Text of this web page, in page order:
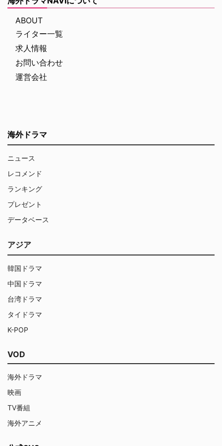
ABOUT
ライター一覧
求人情報
お問い合わせ
運営会社
海外ドラマ
ニュース
レコメンド
ランキング
プレゼント
データベース
アジア
韓国ドラマ
中国ドラマ
台湾ドラマ
タイドラマ
K-POP
VOD
海外ドラマ
映画
TV番組
海外アニメ